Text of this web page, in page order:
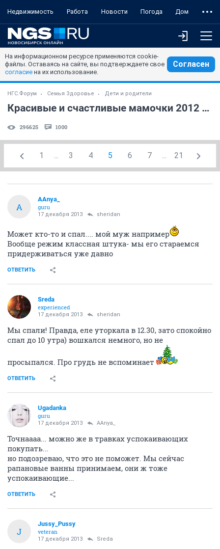
Недвижимость Работа Новости Погода Дом
На информационном ресурсе применяются cookie-
файлы. Оставаясь на сайте, вы подтверждаете свое
согласие на их использование.
Согласен
НГС.Форум Семья Здоровье Дети и родители
Красивые и счастливые мамочки 2012 года (часть 24)
296625 1000
1 ... 3 4 5 6 7 ... 21
A
AAnya_
guru
17 декабря 2013 sheridan
Может кто-то и спал.... мой муж например
Вообще режим классная штука- мы его стараемся
придерживаться уже давно
ОТВЕТИТЬ
Sreda
experienced
17 декабря 2013 sheridan
Мы спали! Правда, еле уторкала в 12.30, зато спокойно
спал до 10 утра) вошкался немного, но не
просыпался. Про грудь не вспоминает
ОТВЕТИТЬ
Ugadanka
guru
17 декабря 2013 AAnya_
Точнаааа... можно же в травках успокаивающих
покупать...
но подозреваю, что это не поможет. Мы сейчас
рапановые ванны принимаем, они ж тоже
успокаивающие...
ОТВЕТИТЬ
J
Jussy_Pussy
veteran
17 декабря 2013 Sreda